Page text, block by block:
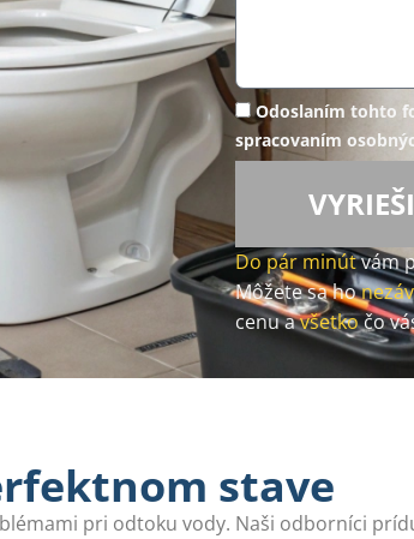
Odoslaním tohto
spracovaním
Do pár minútvám
Môžete sa ho
cenu avšetkočo
stave
pri odtoku vody. Naši odborníci